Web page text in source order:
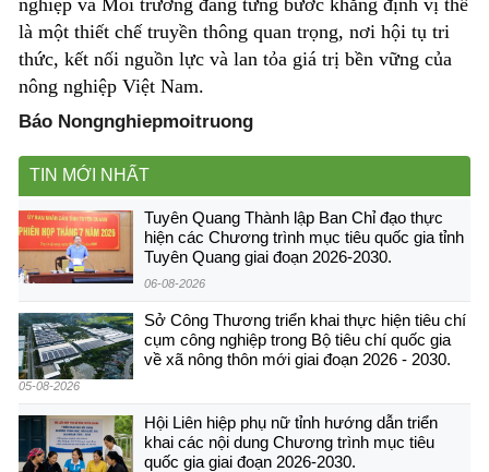
là một thiết chế truyền thông quan trọng, nơi hội tụ tri
thức, kết nối nguồn lực và lan tỏa giá trị bền vững của
nông nghiệp Việt Nam.
Báo Nongnghiepmoitruong
TIN MỚI NHẤT
Tuyên Quang Thành lập Ban Chỉ đạo thực
hiện các Chương trình mục tiêu quốc gia tỉnh
Tuyên Quang giai đoạn 2026-2030.
06-08-2026
Sở Công Thương triển khai thực hiện tiêu chí
cụm công nghiệp trong Bộ tiêu chí quốc gia
về xã nông thôn mới giai đoạn 2026 - 2030.
05-08-2026
Hội Liên hiệp phụ nữ tỉnh hướng dẫn triển
khai các nội dung Chương trình mục tiêu
quốc gia giai đoạn 2026-2030.